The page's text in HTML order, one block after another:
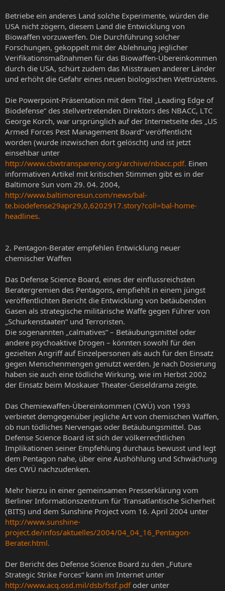
Betriebe ein anderes Land solche Experimente, würden die
USA nicht zögern, diesem Land die Entwicklung von
Biowaffen vorzuwerfen. Die Durchführung solcher
Forschungen, gekoppelt mit der Ablehnung jeglicher
Verifikationsmaßnahmen für das Biowaffen-Übereinkommen
durch die USA, schürt zudem das Misstrauen anderer Länder
und erhöht die Gefahr eines neuen biologischen Wettrüstens.
Die Powerpoint-Präsentation mit dem Titel „Leading Edge of
Biodefense“ des stellvertretenden Direktors des NBACC, LTC
George Korch, war ursprünglich auf der Internetseite des „US
Armed Forces Pest Management Board“ veröffentlicht
worden (wurde inzwischen dort gelöscht) und ist jetzt
einsehbar unter
http://www.cbwtransparency.org/archive/nbacc.pdf. Einen
informativen Artikel mit kritischen Stimmen gibt es in der
Baltimore Sun vom 29. 04. 2004,
http://www.baltimoresun.com/news/bal-
te.biodefense29apr29,0,6202917.story?coll=bal-home-
headlines.
2. Pentagon-Berater empfehlen Entwicklung neuer
chemischer Waffen
Das Defense Science Board, eines der einflussreichsten
Beratergremien des Pentagons, empfiehlt in einem jüngst
veröffentlichten Bericht die Entwicklung von betäubenden
Gasen als strategische militärische Waffe gegen Führer von
„Schurkenstaaten“ und Terroristen.
Die sogenannten „calmatives“ – Betäubungsmittel oder
andere psychoaktive Drogen – könnten sowohl für den
gezielten Angriff auf Einzelpersonen als auch für den Einsatz
gegen Menschenmengen genutzt werden. Je nach Dosierung
haben sie auch eine tödliche Wirkung, wie im Herbst 2002
der Einsatz beim Moskauer Theater-Geiseldrama zeigte.
Das Chemiewaffen-Übereinkommen (CWÜ) von 1993
verbietet demgegenüber jegliche Art von chemischen Waffen,
ob nun tödliches Nervengas oder Betäubungsmittel. Das
Defense Science Board ist sich der völkerrechtlichen
Implikationen seiner Empfehlung durchaus bewusst und legt
dem Pentagon nahe, über eine Aushöhlung und Schwächung
des CWÜ nachzudenken.
Mehr hierzu in einer gemeinsamen Presserklärung vom
Berliner Informationszentrum für Transatlantische Sicherheit
(BITS) und dem Sunshine Project vom 16. April 2004 unter
http://www.sunshine-
project.de/infos/aktuelles/2004/04_04_16_Pentagon-
Berater.html.
Der Bericht des Defense Science Board zu den „Future
Strategic Strike Forces“ kann im Internet unter
http://www.acq.osd.mil/dsb/fssf.pdfoder unter